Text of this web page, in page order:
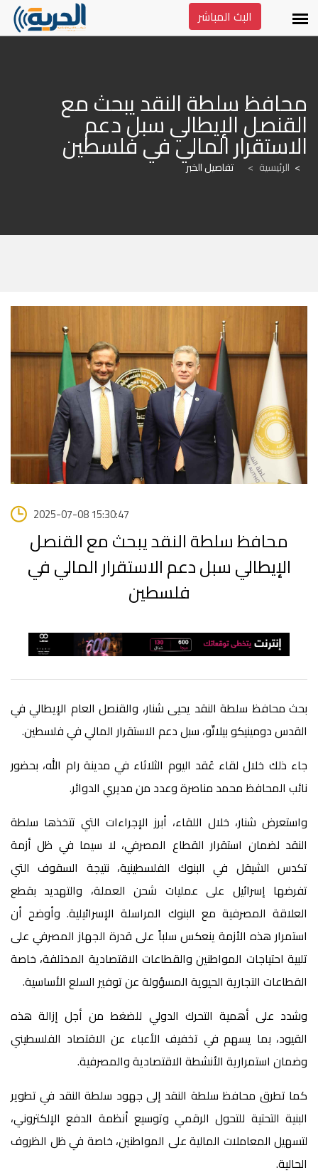
البث المباشر
القنصل الإيطالي سبل دعم
الاستقرار المالي في فلسطين
الرئيسية > تفاصيل الخبر
2025-07-08 15:30:47
محافظ سلطة النقد يبحث مع القنصل
الإيطالي سبل دعم الاستقرار المالي في
فلسطين
بحث محافظ سلطة النقد يحيى شنار، والقنصل العام الإيطالي في
القدس دومينيكو بيلاتّو، سبل دعم الاستقرار المالي في فلسطين.
جاء ذلك خلال لقاء عُقد اليوم الثلاثاء في مدينة رام الله، بحضور
نائب المحافظ محمد مناصرة وعدد من مديري الدوائر.
واستعرض شنار، خلال اللقاء، أبرز الإجراءات التي تتخذها سلطة
النقد لضمان استقرار القطاع المصرفي، لا سيما في ظل أزمة
تكدس الشيقل في البنوك الفلسطينية، نتيجة السقوف التي
تفرضها إسرائيل على عمليات شحن العملة، والتهديد بقطع
العلاقة المصرفية مع البنوك المراسلة الإسرائيلية. وأوضح أن
استمرار هذه الأزمة ينعكس سلباً على قدرة الجهاز المصرفي على
تلبية احتياجات المواطنين والقطاعات الاقتصادية المختلفة، خاصة
القطاعات التجارية الحيوية المسؤولة عن توفير السلع الأساسية.
وشدد على أهمية التحرك الدولي للضغط من أجل إزالة هذه
القيود، بما يسهم في تخفيف الأعباء عن الاقتصاد الفلسطيني
وضمان استمرارية الأنشطة الاقتصادية والمصرفية.
كما تطرق محافظ سلطة النقد إلى جهود سلطة النقد في تطوير
البنية التحتية للتحول الرقمي وتوسيع أنظمة الدفع الإلكتروني،
لتسهيل المعاملات المالية على المواطنين، خاصة في ظل الظروف
الحالية.